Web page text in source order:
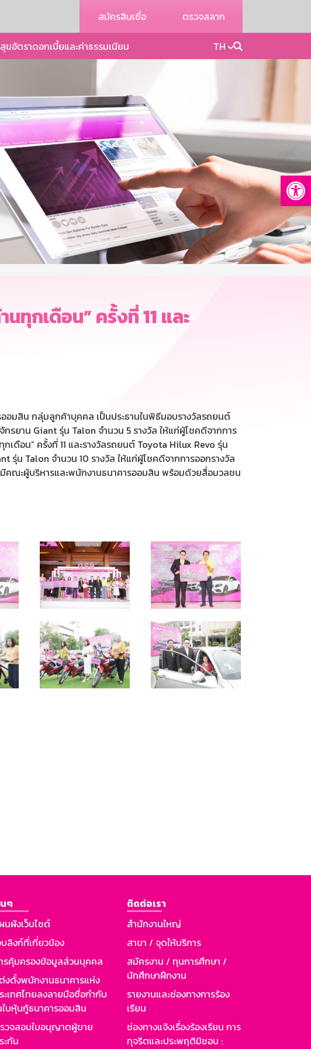
สมัครสินเชื่อ ตรวจสลาก
ขอัตราดอกเบี้ยและค่าธรรมเนียม TH
ทุกเดือน” ครั้งที่ 11 และ
ออมสิน กลุ่มลูกค้าบุคคล เป็นประธานในพิธีมอบรางวัลรถยนต์
รยาน Giant รุ่น Talon จำนวน 5 รางวัล ให้แก่ผู้โชคดีจากการ
ดือน” ครั้งที่ 11 และรางวัลรถยนต์ Toyota Hilux Revo รุ่น
รุ่น Talon จำนวน 10 รางวัล ให้แก่ผู้โชคดีจากการออกรางวัล
คณะผู้บริหารและพนักงานธนาคารออมสิน พร้อมด้วยสื่อมวลชน
ๆ
นผังเว็บไซต์
บลิงก์ที่เกี่ยวข้อง
รคุ้มครองข้อมูลส่วนบุคคล
งตั้งพนักงานธนาคารแห่ง
ะเทศไทยลงลายมือชื่อกำกับ
ใบหุ้นกู้ธนาคารออมสิน
วจสอบใบอนุญาตผู้ขาย
ะกัน
ติดต่อเรา
สำนักงานใหญ่
สาขา / จุดให้บริการ
สมัครงาน / ทุนการศึกษา /
นักศึกษาฝึกงาน
รายงานและช่องทางการร้อง
เรียน
ช่องทางแจ้งเรื่องร้องเรียน การ
ทุจริตและประพฤติมิชอบ :